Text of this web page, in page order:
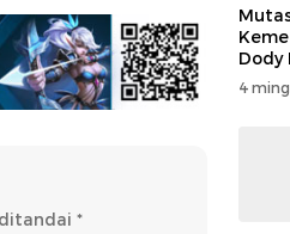
*
Dody
Beri
4